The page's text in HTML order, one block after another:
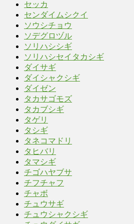
セッカ
センダイムシクイ
ソウシチョウ
ソデグロヅル
ソリハシシギ
ソリハシセイタカシギ
ダイサギ
ダイシャクシギ
ダイゼン
タカサゴモズ
タカブシギ
タゲリ
タシギ
タネコマドリ
タヒバリ
タマシギ
チゴハヤブサ
チフチャフ
チャボ
チュウサギ
チュウシャクシギ